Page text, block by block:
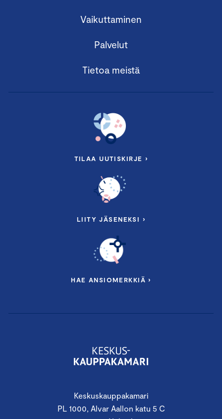
Keskuskauppakamari
PL 1000, Alvar Aallon katu 5 C
Vaikuttaminen
Palvelut
Tietoa meistä
TILAA UUTISKIRJE ›
LIITY JÄSENEKSI ›
HAE ANSIOMERKKIÄ ›